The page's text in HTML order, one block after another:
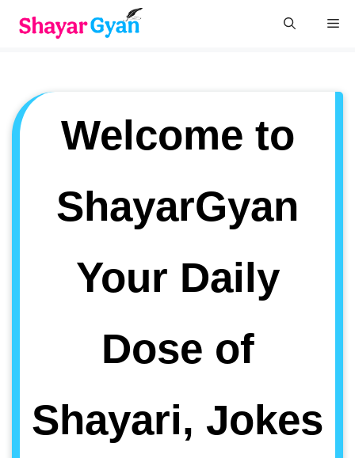
Welcome to
ShayarGyan
Your Daily
Dose of
Shayari, Jokes